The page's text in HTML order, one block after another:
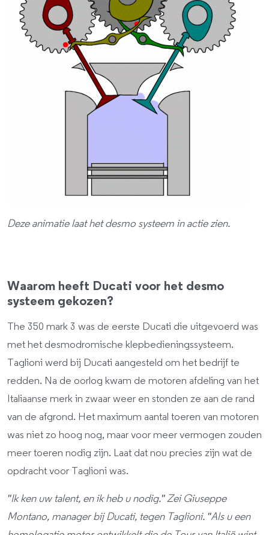
Deze animatie laat het desmo systeem in actie zien.
Waarom heeft Ducati voor het desmo
systeem gekozen?
The 350 mark 3 was de eerste Ducati die uitgevoerd was
met het desmodromische klepbedieningssysteem.
Taglioni werd bij Ducati aangesteld om het bedrijf te
redden. Na de oorlog kwam de motoren afdeling van het
Italiaanse merk in zwaar weer en stonden ze aan de rand
van de afgrond. Het maximum aantal toeren van motoren
was niet zo hoog nog, maar voor meer vermogen zouden
meer toeren nodig zijn. Laat dat nou precies zijn wat de
opdracht voor Taglioni was.
''Ik ken uw talent, en ik heb u nodig.'' Zei Giuseppe
Montano, manager bij Ducati, tegen Taglioni. ''Als u een